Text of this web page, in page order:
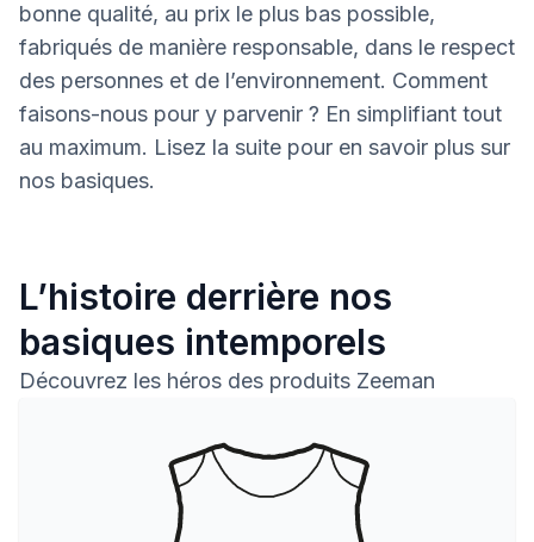
bonne qualité, au prix le plus bas possible,
fabriqués de manière responsable, dans le respect
des personnes et de l’environnement. Comment
faisons-nous pour y parvenir ? En simplifiant tout
au maximum. Lisez la suite pour en savoir plus sur
nos basiques.
L’histoire derrière nos
basiques intemporels
Découvrez les héros des produits Zeeman